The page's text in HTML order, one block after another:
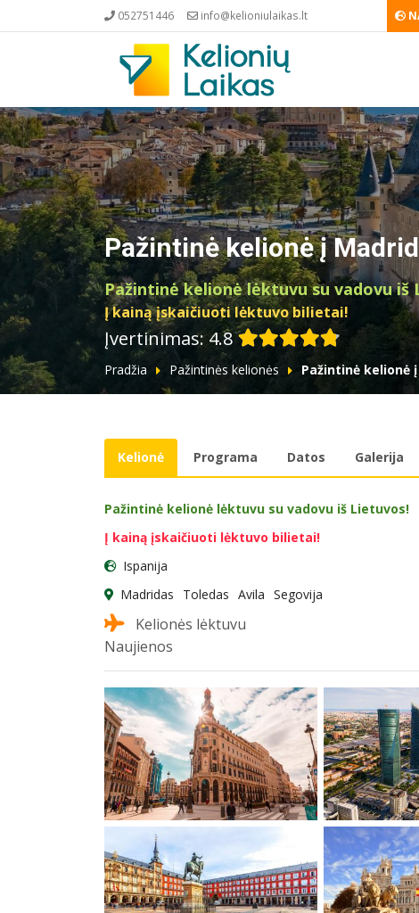
052751446 info@kelioniulaikas.lt
Pažintinė kelionė į
Pažintinė kelionė lėktuvu su vadovu iš
Į kainą įskaičiuoti lėktuvo bilietai!
Įvertinimas: 4.8
Pradžia Pažintinės kelionės Pažintinė kelionė
Kelionė Programa Datos Galerija
Pažintinė kelionė lėktuvu su vadovu iš Lietuvos!
Į kainą įskaičiuoti lėktuvo bilietai!
Ispanija
Madridas
Toledas Avila Segovija
Kelionės lėktuvu
Naujienos